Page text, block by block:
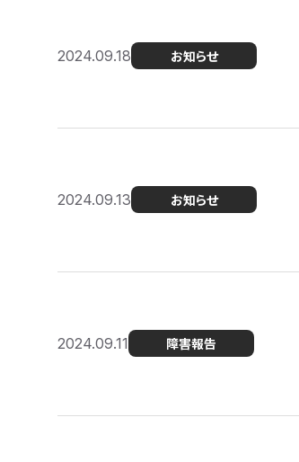
2024.09.18 お知らせ
2024.09.13 お知らせ
2024.09.11 障害報告